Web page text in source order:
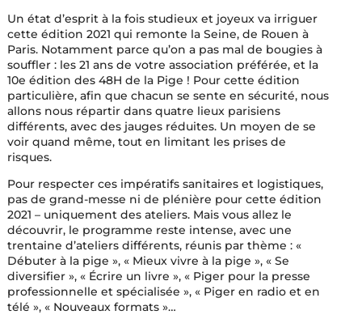
Un état d’esprit à la fois studieux et joyeux va irriguer
cette édition 2021 qui remonte la Seine, de Rouen à
Paris. Notamment parce qu’on a pas mal de bougies à
souffler : les 21 ans de votre association préférée, et la
10e édition des 48H de la Pige ! Pour cette édition
particulière, afin que chacun se sente en sécurité, nous
allons nous répartir dans quatre lieux parisiens
différents, avec des jauges réduites. Un moyen de se
voir quand même, tout en limitant les prises de
risques.
Pour respecter ces impératifs sanitaires et logistiques,
pas de grand-messe ni de plénière pour cette édition
2021 – uniquement des ateliers. Mais vous allez le
découvrir, le programme reste intense, avec une
trentaine d’ateliers différents, réunis par thème : «
Débuter à la pige », « Mieux vivre à la pige », « Se
diversifier », « Écrire un livre », « Piger pour la presse
professionnelle et spécialisée », « Piger en radio et en
télé », « Nouveaux formats »…